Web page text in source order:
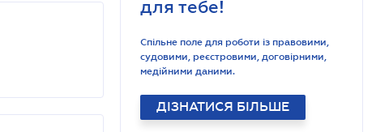
для тебе!
Спільне поле для роботи із правовими,
судовими, реєстровими, договірними,
медійними даними.
ДІЗНАТИСЯ БІЛЬШЕ